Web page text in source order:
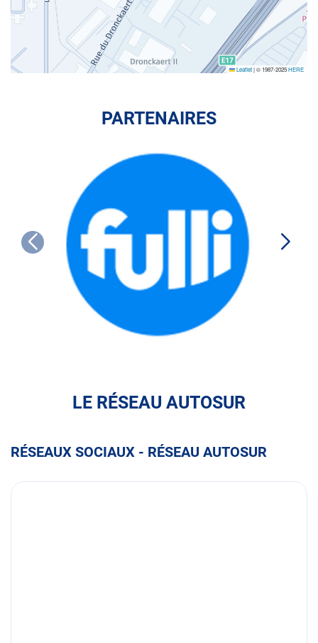
Leaflet|© 1987-2025HERE
PARTENAIRES
LE RÉSEAU AUTOSUR
RÉSEAUX SOCIAUX - RÉSEAU AUTOSUR